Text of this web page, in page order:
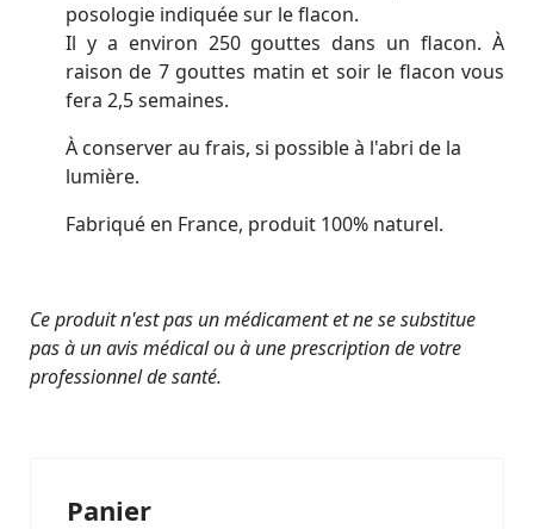
posologie indiquée sur le flacon.
Il y a environ 250 gouttes dans un flacon. À
raison de 7 gouttes matin et soir le flacon vous
fera 2,5 semaines.
À conserver au frais, si possible à l'abri de la
lumière.
Fabriqué en France, produit 100% naturel.
Ce produit n'est pas un médicament et ne se substitue
pas à un avis médical ou à une prescription de votre
professionnel de santé.
Panier